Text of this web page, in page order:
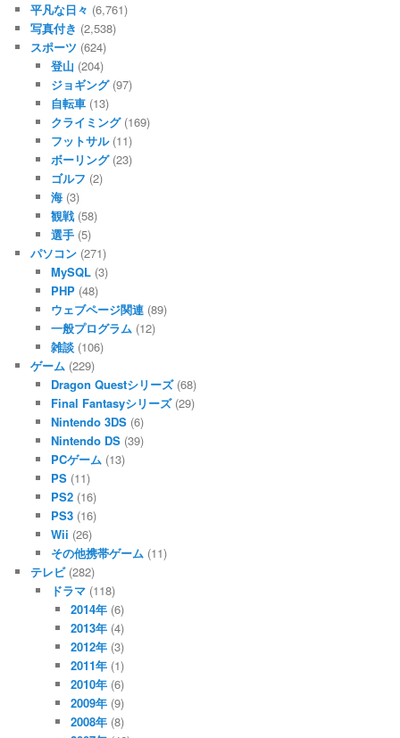
平凡な日々 (6,761)
写真付き (2,538)
スポーツ (624)
登山 (204)
ジョギング(97)
自転車(13)
クライミング(169)
フットサル(11)
ボーリング(23)
ゴルフ (2)
海(3)
観戦(58)
選手(5)
パソコン (271)
MySQL(3)
PHP(48)
ウェブページ関連(89)
一般プログラム(12)
雑談(106)
ゲーム (229)
Dragon Questシリーズ(68)
Final Fantasyシリーズ(29)
Nintendo 3DS(6)
Nintendo DS(39)
PCゲーム(13)
PS(11)
PS2(16)
PS3(16)
Wii (26)
その他携帯ゲーム(11)
テレビ(282)
ドラマ(118)
2014年 (6)
2013年 (4)
2012年 (3)
2011年 (1)
2010年 (6)
2009年 (9)
2008年 (8)